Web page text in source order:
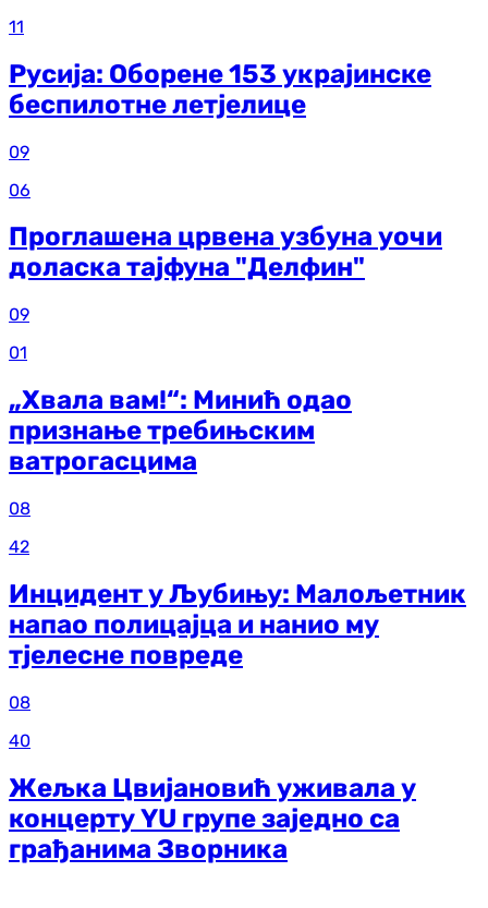
11
Русија: Оборене 153 украјинске
беспилотне летјелице
09
06
Проглашена црвена узбуна уочи
доласка тајфуна "Делфин"
09
01
„Хвала вам!“: Минић одао
признање требињским
ватрогасцима
08
42
Инцидент у Љубињу: Малољетник
напао полицајца и нанио му
тјелесне повреде
08
40
Жељка Цвијановић уживала у
концерту YU групе заједно са
грађанима Зворника